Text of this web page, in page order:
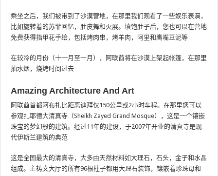
乘坐之后，我们被带到了沙漠营地，在那里我们观看了一些娱乐表演，
比如旋转着的苏菲回忆，肚皮舞和火展。填饱肚子后，您也可以在营地
免费获得指甲花手绘，包括烤肉串，烤羊肉，阿里和鹰嘴豆泥等
在较冷的月份（十一月至一月），阿联酋将在沙漠上架起帐篷，在那里
抽水烟，烧烤时间过去
Amazing Architecture And Art
阿联酋首都阿布扎比距离迪拜仅150公里或2小时车程。在那里您可以
参观扎耶德大清真寺（Sheikh Zayed Grand Mosque），这是一个镶嵌
珠宝的梦幻般的建筑。经过11年的建设，于2007年开业的清真寺是现
代伊斯兰建筑的典范
这是全国最大的清真寺，大多由天然材料如大理石，石头，金​​子和水晶
组成。主祷文大厅的所有96根柱子都用大理石装饰，镶嵌着珍珠母和